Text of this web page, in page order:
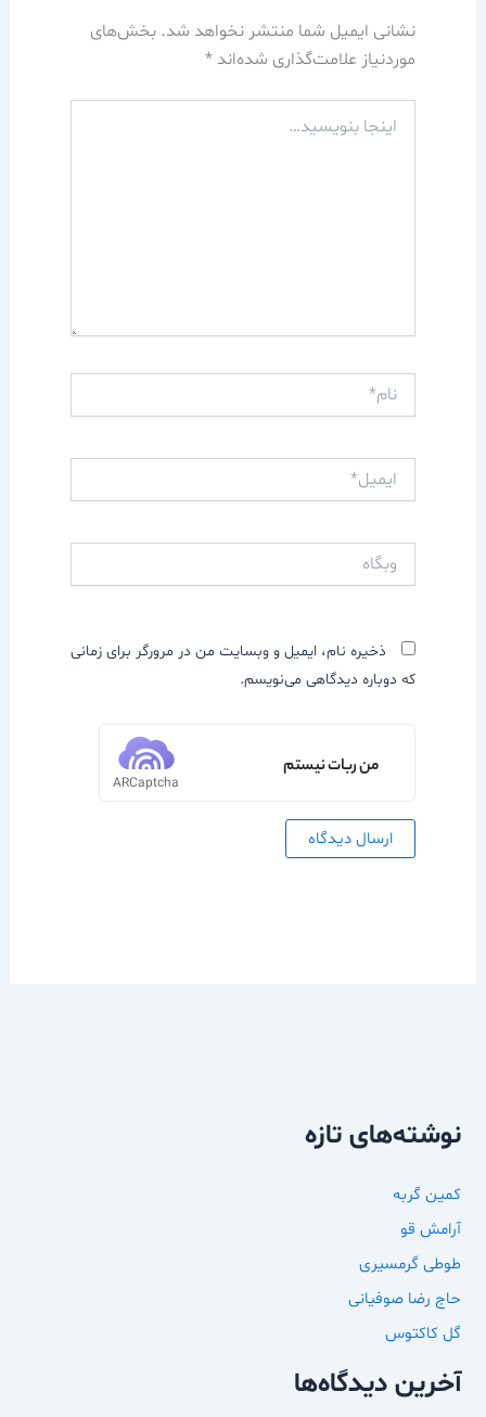
نشانی ایمیل شما منتشر نخواهد شد. بخش‌های
موردنیاز علامت‌گذاری شده‌اند *
بنویسید…
ذخیره نام، ایمیل و وبسایت من در مرورگر برای زمانی
که دوباره دیدگاهی می‌نویسم.
من ربات نیستم
ARCaptcha
نوشته‌های تازه
کمین گربه
آرامش قو
طوطی گرمسیری
حاج رضا صوفیانی
گل کاکتوس
آخرین دیدگاه‌ها